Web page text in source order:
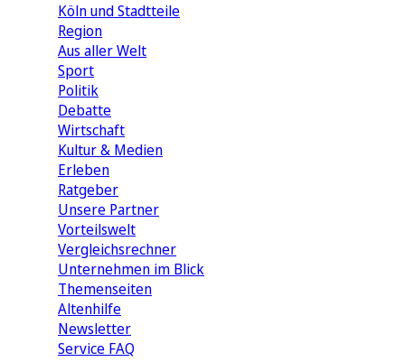
Köln und Stadtteile
Region
Aus aller Welt
Sport
Politik
Debatte
Wirtschaft
Kultur & Medien
Erleben
Ratgeber
Unsere Partner
Vorteilswelt
Vergleichsrechner
Unternehmen im Blick
Themenseiten
Altenhilfe
Newsletter
Service FAQ